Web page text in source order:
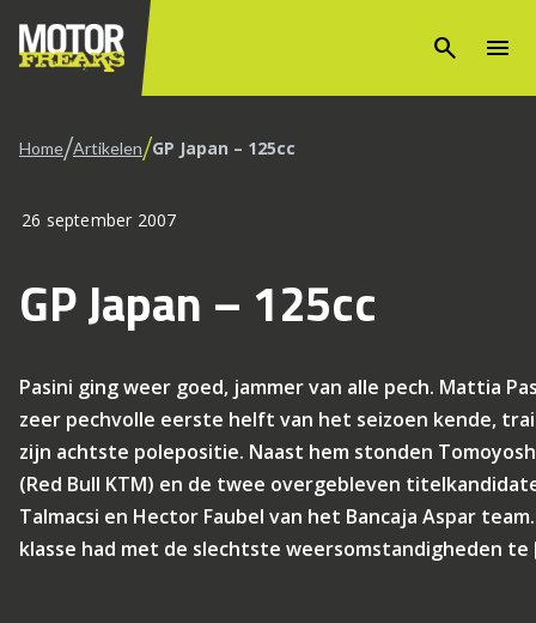
search menu
Home/Artikelen/GP Japan – 125cc
26 september 2007
GP Japan – 125cc
Pasini ging weer goed, jammer van alle pech. Mattia
zeer pechvolle eerste helft van het seizoen kende,
zijn achtste polepositie. Naast hem stonden
(Red Bull KTM) en de twee overgebleven
Talmacsi en Hector Faubel van het Bancaja Aspar
klasse had met de slechtste weersomstandigheden